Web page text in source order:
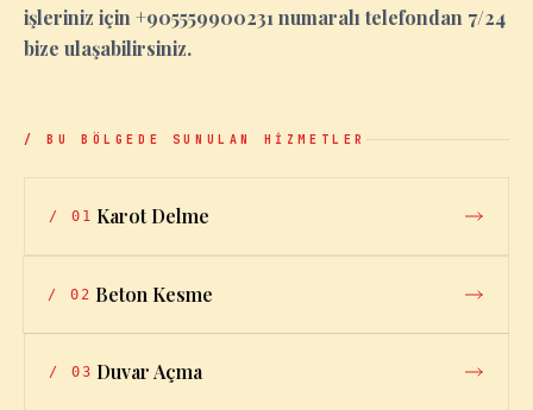
işleriniz için +905559900231 numaralı telefondan 7/24
bize ulaşabilirsiniz.
/ BU BÖLGEDE SUNULAN HİZMETLER
/ 01 Karot Delme
/ 02 Beton Kesme
/ 03 Duvar Açma